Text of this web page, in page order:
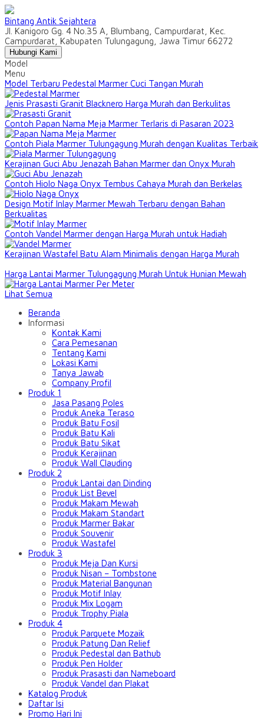
Bintang Antik Sejahtera
Jl. Kanigoro Gg. 4 No.35 A, Blumbang, Campurdarat, Kec.
Campurdarat, Kabupaten Tulungagung, Jawa Timur 66272
Hubungi Kami
Model
Menu
Model Terbaru Pedestal Marmer Cuci Tangan Murah
Jenis Prasasti Granit Blacknero Harga Murah dan Berkulitas
Contoh Papan Nama Meja Marmer Terlaris di Pasaran 2023
Contoh Piala Marmer Tulungagung Murah dengan Kualitas Terbaik
Kerajinan Guci Abu Jenazah Bahan Marmer dan Onyx Murah
Contoh Hiolo Naga Onyx Tembus Cahaya Murah dan Berkelas
Design Motif Inlay Marmer Mewah Terbaru dengan Bahan
Berkualitas
Contoh Vandel Marmer dengan Harga Murah untuk Hadiah
Kerajinan Wastafel Batu Alam Minimalis dengan Harga Murah
Harga Lantai Marmer Tulungagung Murah Untuk Hunian Mewah
Lihat Semua
Beranda
Informasi
Kontak Kami
Cara Pemesanan
Tentang Kami
Lokasi Kami
Tanya Jawab
Company Profil
Produk 1
Jasa Pasang Poles
Produk Aneka Teraso
Produk Batu Fosil
Produk Batu Kali
Produk Batu Sikat
Produk Kerajinan
Produk Wall Clauding
Produk 2
Produk Lantai dan Dinding
Produk List Bevel
Produk Makam Mewah
Produk Makam Standart
Produk Marmer Bakar
Produk Souvenir
Produk Wastafel
Produk 3
Produk Meja Dan Kursi
Produk Nisan – Tombstone
Produk Material Bangunan
Produk Motif Inlay
Produk Mix Logam
Produk Trophy Piala
Produk 4
Produk Parquete Mozaik
Produk Patung Dan Relief
Produk Pedestal dan Bathub
Produk Pen Holder
Produk Prasasti dan Nameboard
Produk Vandel dan Plakat
Katalog Produk
Daftar Isi
Promo Hari Ini